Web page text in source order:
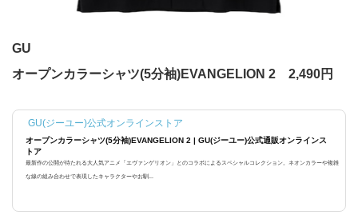
GU
オープンカラーシャツ(5分袖)EVANGELION 2 2,490円
GU(ジーユー)公式オンラインストア
オープンカラーシャツ(5分袖)EVANGELION 2 | GU(ジーユー)公式通販オンラインス
トア
最新作の公開が待たれる大人気アニメ「エヴァンゲリオン」とのコラボによるスペシャルコレクション。ネオンカラーや複雑
な線の組み合わせで表現したキャラクターやお馴...